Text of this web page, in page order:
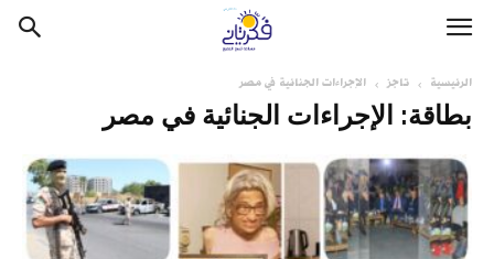
الرئيسية تاجز الإجراءات الجنائية في مصر
بطاقة: الإجراءات الجنائية في مصر